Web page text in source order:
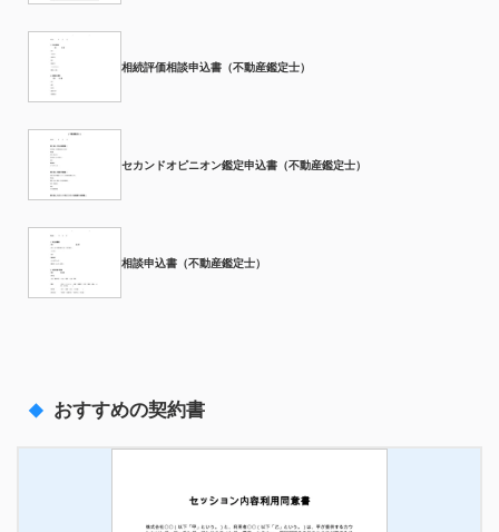
相続評価相談申込書（不動産鑑定士）
セカンドオピニオン鑑定申込書（不動産鑑定士）
相談申込書（不動産鑑定士）
おすすめの契約書